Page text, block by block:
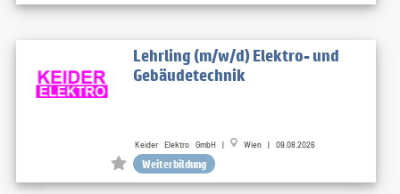
Lehrling (m/w/d) Elektro- und
Gebäudetechnik
Keider Elektro GmbH | Wien | 09.08.2026
Weiterbildung